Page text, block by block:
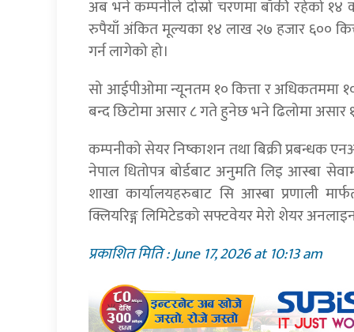
अब भने कम्पनीले दोस्रो चरणमा बाँकी रहेको १४
रुपैयाँ अंकित मूल्यका १४ लाख २७ हजार ६००
गर्न लागेको हो।
सो आईपीओमा न्यूनतम १० कित्ता र अधिकतममा
बन्द छिटोमा असार ८ गते हुनेछ भने ढिलोमा
कम्पनीको सेयर निष्काशन तथा बिक्री प्रबन्धक
नेपाल धितोपत्र बोर्डबाट अनुमति लिइ आस्बा
शाखा कार्यालयहरुबाट सि आस्बा प्रणाली
क्लियरिङ्ग लिमिटेडको सफ्टवेयर मेरो शेयर
प्रकाशित मिति : June 17, 2026 at 10:13 am